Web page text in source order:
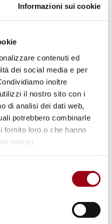
Informazioni sui cookie
contenuti ed
dei social media e per
inoltre
il nostro sito con i
di analisi dei dati web,
potrebbero combinarle
fornito loro o che hanno
servizi.
diritti umani,
i meccanismi
un totale di 60 ore
ore di studio
corso è previsto per il
fine delle lezioni per
il sabato mattina
le lezioni si
La prova finale
orale di un